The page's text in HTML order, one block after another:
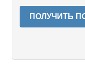
ПОЛУЧИТЬ